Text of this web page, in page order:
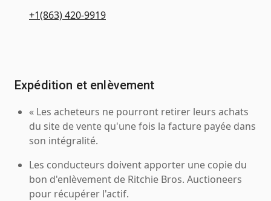
+1(863) 420-9919
Expédition et enlèvement
« Les acheteurs ne pourront retirer leurs achats
du site de vente qu'une fois la facture payée dans
son intégralité.
Les conducteurs doivent apporter une copie du
bon d'enlèvement de Ritchie Bros. Auctioneers
pour récupérer l'actif.